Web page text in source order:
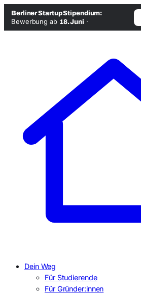
Berliner Startup Stipendium:
Bewerbung ab 18. Juni ·
Dein Weg
Für Studierende
Für Gründer:innen